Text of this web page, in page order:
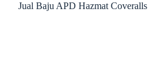
Jual Baju APD Hazmat Coveralls